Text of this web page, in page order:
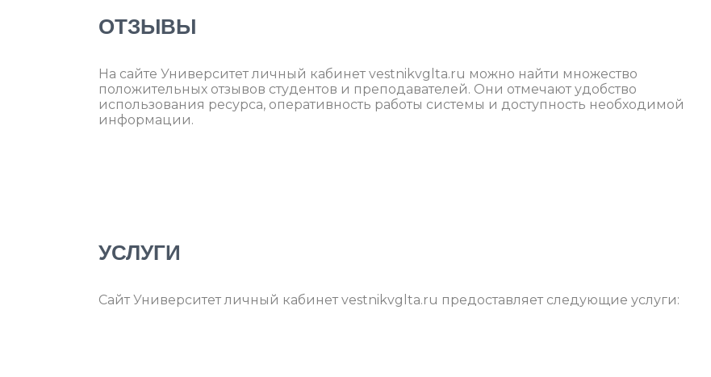
ОТЗЫВЫ
На сайте Университет личный кабинет vestnikvglta.ru можно найти множество
положительных отзывов студентов и преподавателей. Они отмечают удобство
использования ресурса, оперативность работы системы и доступность необходимой
информации.
УСЛУГИ
Сайт Университет личный кабинет vestnikvglta.ru предоставляет следующие услуги: